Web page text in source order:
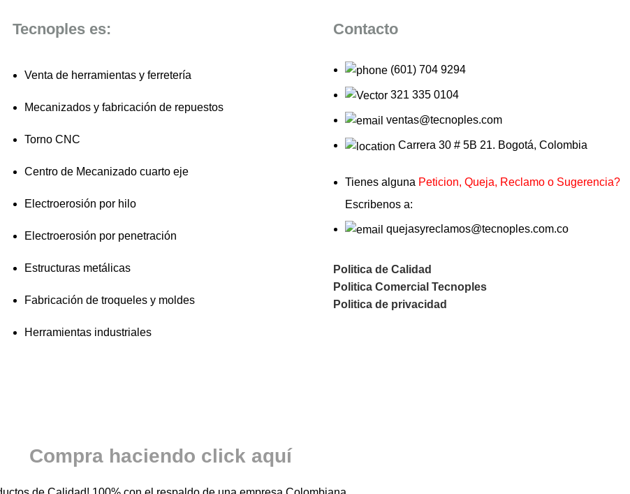
Tecnoples es:
Venta de herramientas y ferretería
Mecanizados y fabricación de repuestos
Torno CNC
Centro de Mecanizado cuarto eje
Electroerosión por hilo
Electroerosión por penetración
Estructuras metálicas
Fabricación de troqueles y moldes
Herramientas industriales
Contacto
(601) 704 9294
321 335 0104
ventas@tecnoples.com
Carrera 30 # 5B 21. Bogotá, Colombia
Tienes alguna Peticion, Queja, Reclamo o Sugerencia?
Escribenos a:
quejasyreclamos@tecnoples.com.co
Politica de Calidad
Politica Comercial Tecnoples
Politica de privacidad
Compra haciendo click aquí